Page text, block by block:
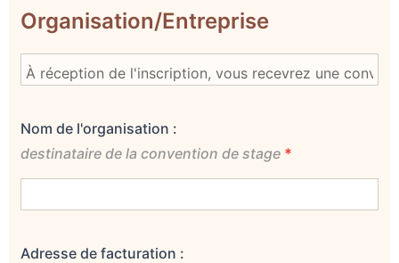
Organisation/Entreprise
Nom de l'organisation :
destinataire de la convention de stage *
Adresse de facturation :